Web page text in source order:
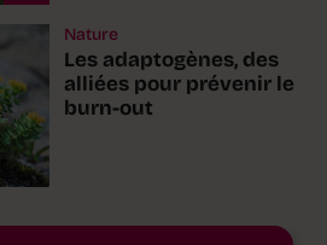
Nature
Les adaptogènes, des
alliées pour prévenir le
burn-out